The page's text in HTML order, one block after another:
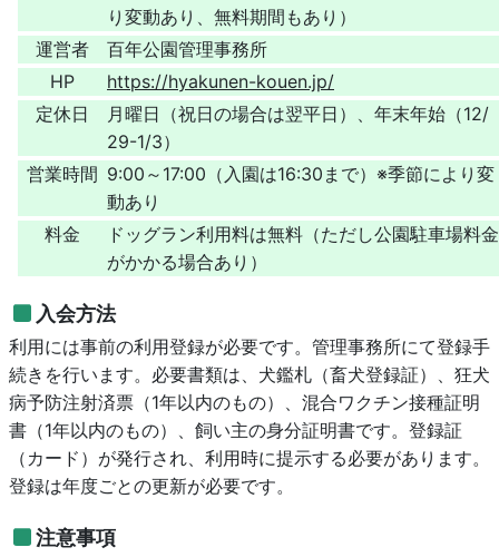
り変動あり、無料期間もあり）
運営者
百年公園管理事務所
HP
https://hyakunen-kouen.jp/
定休日
月曜日（祝日の場合は翌平日）、年末年始（12/
29-1/3）
営業時間 9:00～17:00（入園は16:30まで）※季節により変
動あり
料金
ドッグラン利用料は無料（ただし公園駐車場料金
がかかる場合あり）
入会方法
利用には事前の利用登録が必要です。管理事務所にて登録手
続きを行います。必要書類は、犬鑑札（畜犬登録証）、狂犬
病予防注射済票（1年以内のもの）、混合ワクチン接種証明
書（1年以内のもの）、飼い主の身分証明書です。登録証
（カード）が発行され、利用時に提示する必要があります。
登録は年度ごとの更新が必要です。
注意事項